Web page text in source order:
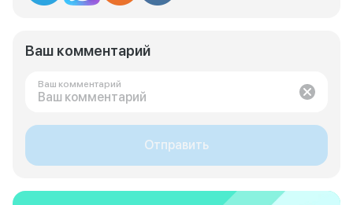
Ваш комментарий
Ваш комментарий
Отправить